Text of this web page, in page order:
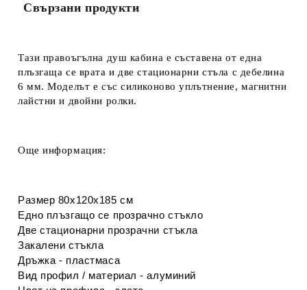
Свързани продукти
Тази правоъгълна душ кабина е съставенаот една
плъзгаща се врата и две стационарни стъла с дебелина
6 мм. Моделът е със силиконово уплътнение, магнитни
лайстни и двойни ролки.
Още информация:
Размер 80х120х185 см
Едно плъзгащо се прозрачно стъкло
Две стационарни прозрачни стъкла
Закалени стъкла
Дръжка - пластмаса
Вид профил / материал - алуминий